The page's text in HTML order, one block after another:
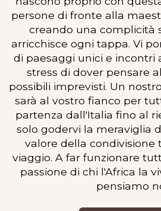
persone di fronte alla
creando una complicità
arricchisce ogni tappa. Vi
di paesaggi unici e incontri
stress di dover pensare
possibili imprevisti. Un
sarà al vostro fianco per
partenza dall'Italia fino al
solo godervi la meraviglia
valore della condivisione
viaggio. A far funzionare
passione di chi l'Africa la
pensiamo